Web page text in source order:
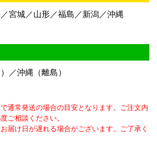
宮城／山形／福島／新潟／沖縄
／沖縄（離島）
通常発送の場合の目安となります。ご注文内
ご相談ください。
届け日が遅れる場合がございます。ご了承く